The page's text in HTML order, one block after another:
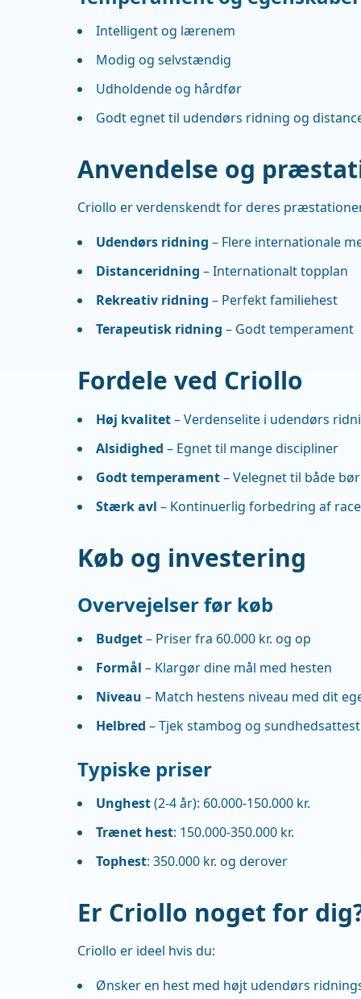
Intelligent og lærenem
Modig og selvstændig
Udholdende og hårdfør
Godt egnet til udendørs ridning og
Anvendelse og
Criollo er verdenskendt for deres
Udendørs ridning – Flere internationale
Distanceridning – Internationalt topplan
Rekreativ ridning – Perfekt familiehest
Terapeutisk ridning – Godt temperament
Fordele ved Criollo
Høj kvalitet– Verdenselite i udendørs
Alsidighed – Egnet til mange discipliner
Godt temperament– Velegnet til både
Stærk avl – Kontinuerlig forbedring af
Køb og investering
Overvejelser før køb
Budget– Priser fra 60.000 kr. og op
Formål – Klargør dine mål med hesten
Niveau – Match hestens niveau med dit
Helbred – Tjek stambog og sundhedsattest
Typiske priser
Unghest(2-4 år): 60.000-150.000 kr.
Trænet hest: 150.000-350.000 kr.
Tophest: 350.000 kr. og derover
Er Criollo noget for
Criollo er ideel hvis du:
Ønsker en hest med højt udendørs